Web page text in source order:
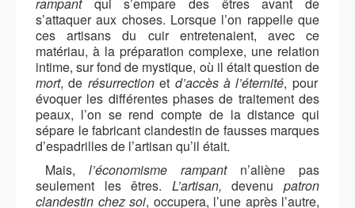
s’attaquer aux choses. Lorsque l’on rappelle que
ces artisans du cuir entretenaient, avec ce
matériau, à la préparation complexe, une relation
intime, sur fond de mystique, où il était question de
mort, de résurrectionet d’accès à l’éternité, pour
évoquer les différentes phases de traitement des
peaux, l’on se rend compte de la distance qui
sépare le fabricant clandestin de fausses marques
d’espadrilles de l’artisan qu’il était.
Mais, l’économisme rampantn’aliène pas
seulement les êtres. L’artisan, devenupatron
clandestin chez soi, occupera, l’une après l’autre,